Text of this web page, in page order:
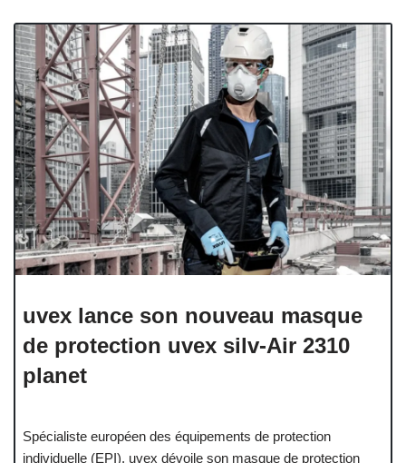
uvex lance son nouveau masque
de protection uvex silv-Air 2310
planet
Spécialiste européen des équipements de protection
individuelle (EPI), uvex dévoile son masque de protection